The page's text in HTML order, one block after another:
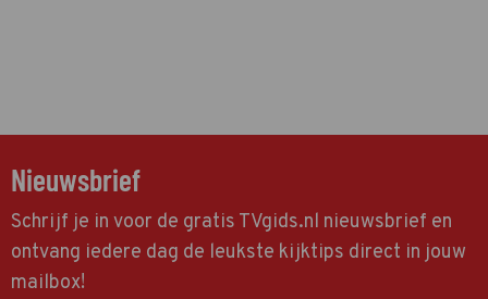
Nieuwsbrief
Schrijf je in voor de gratis TVgids.nl nieuwsbrief en
ontvang iedere dag de leukste kijktips direct in jouw
mailbox!